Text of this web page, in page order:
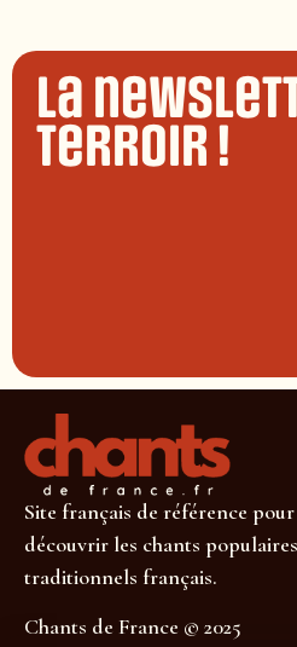
La
terroir !
Site français de référence
découvrir les chants
traditionnels français.
Chants de France © 2025